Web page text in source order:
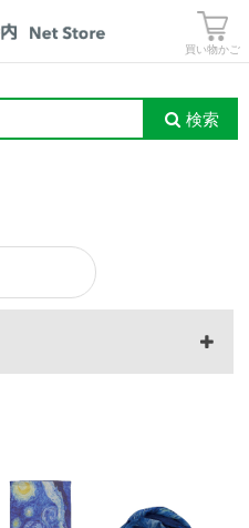
買い物かご
検索